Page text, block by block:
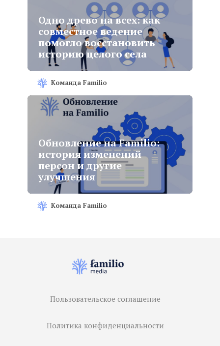
Одно древо на всех: как
совместное ведение
помогло восстановить
историю целого села
Команда Familio
Обновление на Familio:
история изменений
персон и другие
улучшения
Команда Familio
Пользовательское соглашение
Политика конфиденциальности